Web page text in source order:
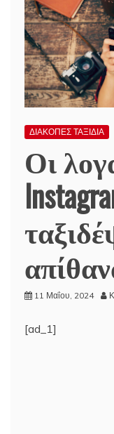
ΔΙΑΚΟΠΕΣ ΤΑΞΙΔΙΑ
Οι
11 Μαΐου, 2024
[ad_1]